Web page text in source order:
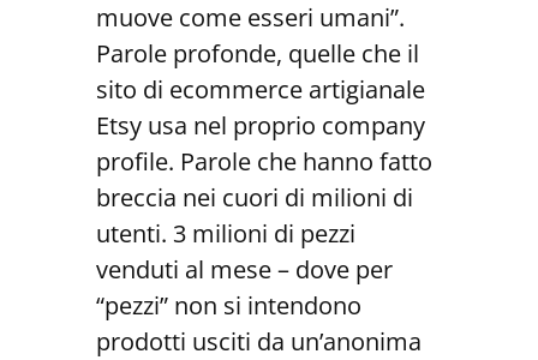
muove come esseri umani”.
Parole profonde, quelle che il
sito di ecommerce artigianale
Etsy usa nel proprio company
profile. Parole che hanno fatto
breccia nei cuori di milioni di
utenti. 3 milioni di pezzi
venduti al mese – dove per
“pezzi” non si intendono
prodotti usciti da un’anonima